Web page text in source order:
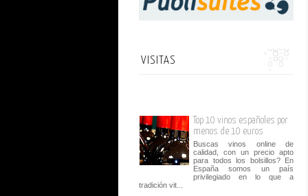
VISITAS
Top 10 vinos españoles por
menos de 10 euros
Buscas vinos online de
calidad, con un precio apto
para todos los bolsillos? En
España somos un país
privilegiado en lo que a
tradición vit...